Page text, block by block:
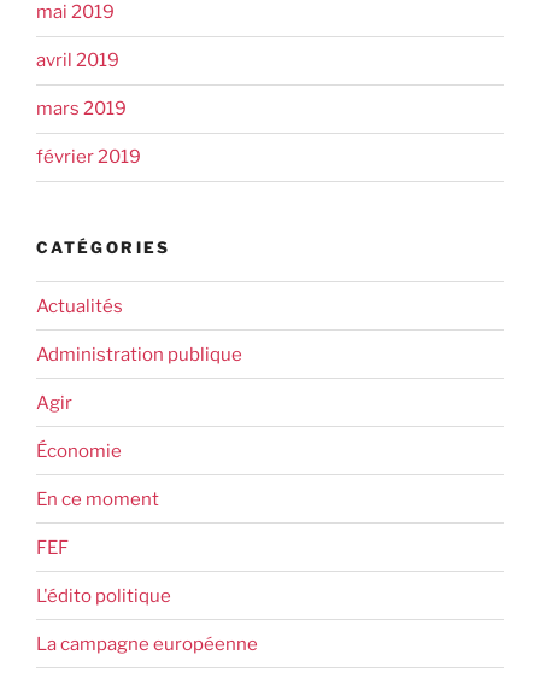
mai 2019
avril 2019
mars 2019
février 2019
CATÉGORIES
Actualités
Administration publique
Agir
Économie
En ce moment
FEF
L'édito politique
La campagne européenne